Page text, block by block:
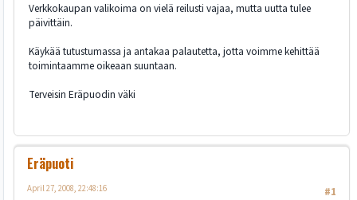
Verkkokaupan valikoima on vielä reilusti vajaa, mutta uutta tulee
päivittäin.
Käykää tutustumassa ja antakaa palautetta, jotta voimme kehittää
toimintaamme oikeaan suuntaan.
Terveisin Eräpuodin väki
Eräpuoti
#1
April 27, 2008, 22:48:16